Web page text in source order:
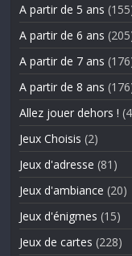
A partir de 5 ans
A partir de 6 ans
A partir de 7 ans
A partir de 8 ans
Allez jouer dehors !
Jeux Choisis (2)
Jeux d'adresse (81)
Jeux d'ambiance (20)
Jeux d'énigmes (15)
Jeux de cartes (228)